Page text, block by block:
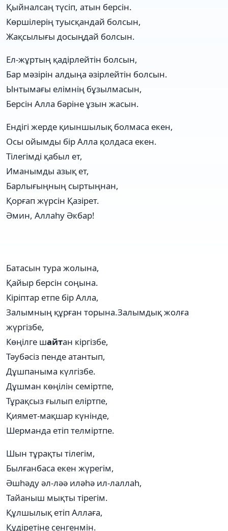
Қыйналсаң түсіп, атын берсін.
Көршілерің туысқандай болсын,
Жақсылығы досыңдай болсын.
Ел-жұртың қадірлейтін болсын,
Бар мәзірін алдыңа әзірлейтін болсын.
Ынтымағы елімнің бұзылмасын,
Берсін Алла бәріне ұзын жасын.
Ендігі жерде қиыншылық болмаса екен,
Осы ойымды бір Алла қолдаса екен.
Тілегімді қабыл ет,
Иманымды азық ет,
Барлығыңның сыртыңнан,
Қорғап жүрсін Қазірет.
Әмин, Аллаһу Әкбар!
Батасын тура жолына,
Қайыр берсін соңына.
Кіріптар етпе бір Алла,
Залымның құрған торына.Залымдық жолға
жүргізбе,
Көңілге шайтан кіргізбе,
Тәубәсіз пенде атантып,
Дұшпаныма күлгізбе.
Дұшман көңілін семіртпе,
Тұрақсыз ғылып еліртпе,
Қиямет-мақшар күнінде,
Шерманда етіп телміртпе.
Шын тұрақты тілегім,
Былғанбаса екен жүрегім,
Әшһәду әл-ләә иләһә ил-лаллаһ,
Тайаныш мықты тірегім.
Құлшылық етіп Аллаға,
Құдіретіне сенгенмін.